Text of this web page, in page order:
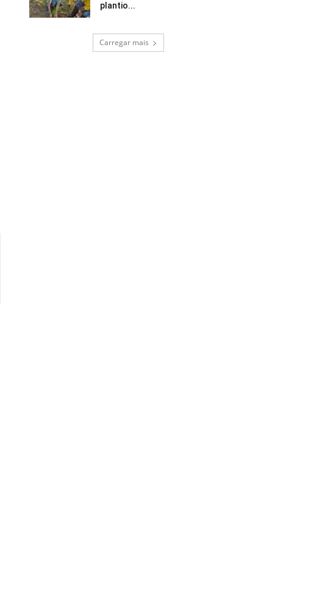
plantio...
Carregar mais